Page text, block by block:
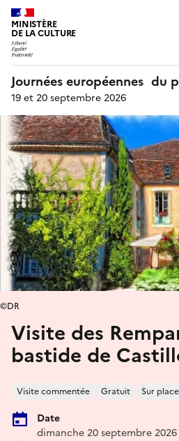
MINISTÈRE
DE LA CULTURE
Journées européennes du
19 et 20 septembre 2026
Visite des
bastide de
Visite commentée Gratuit Sur place
Date
dimanche 20 septembre 2026
©DR